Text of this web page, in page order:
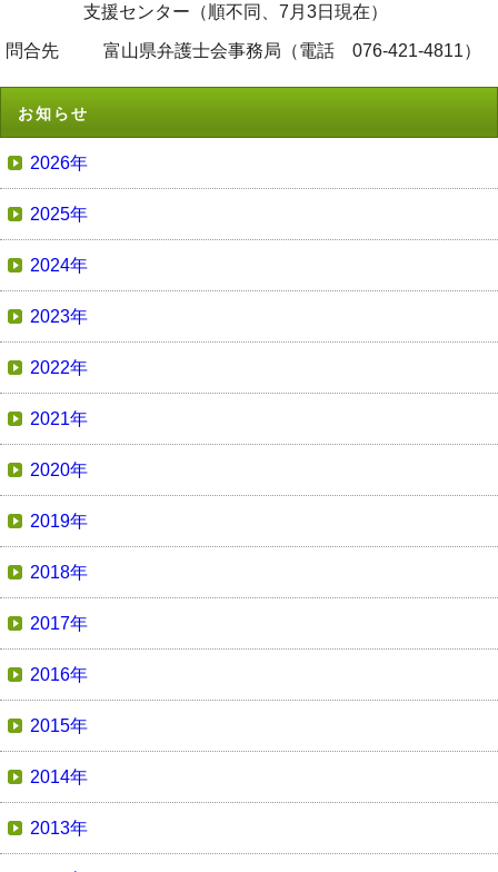
支援センター（順不同、7月3日現在）
問合先 富山県弁護士会事務局（電話 076-421-4811）
お知らせ
2026年
2025年
2024年
2023年
2022年
2021年
2020年
2019年
2018年
2017年
2016年
2015年
2014年
2013年